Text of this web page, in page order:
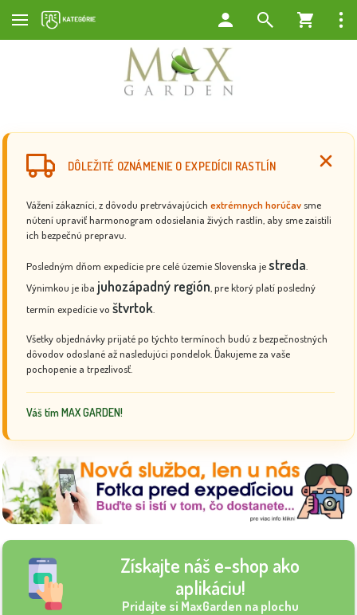
DÔLEŽITÉ OZNÁMENIE O EXPEDÍCII RASTLÍN
Vážení zákazníci, z dôvodu pretrvávajúcich extrémnych horúčav sme
nútení upraviť harmonogram odosielania živých rastlín, aby sme zaistili
ich bezpečnú prepravu.
Posledným dňom expedície pre celé územie Slovenska jestreda
Výnimkou je iba juhozápadný región , pre ktorý platí posledný
termín expedície vo štvrtok
Všetky objednávky prijaté po týchto termínoch budú z bezpečnostných
dôvodov odoslané až nasledujúci pondelok. Ďakujeme za vaše
pochopenie a trpezlivosť.
Váš tím MAX GARDEN!
Získajte náš e-shop ako
aplikáciu!
Pridajte si MaxGarden na plochu